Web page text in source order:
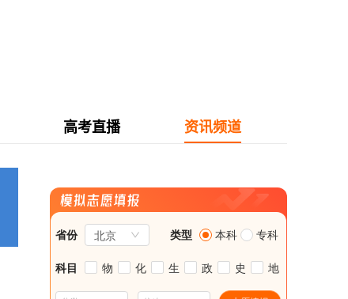
高考直播 资讯频道